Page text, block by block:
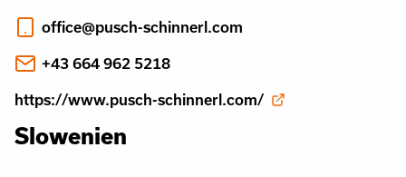
office@pusch-schinnerl.com
+43 664 962 5218
https://www.pusch-schinnerl.com/
Slowenien